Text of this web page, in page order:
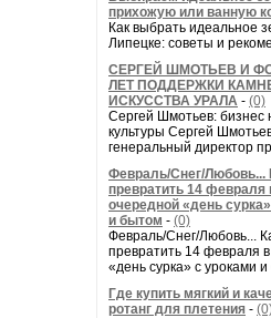
прихожую или ванную
Как выбрать идеальное
Липецке: советы и
СЕРГЕЙ ШМОТЬЕВ И
ЛЕТ ПОДДЕРЖКИ
ИСКУССТВА УРАЛА - (0)
Сергей Шмотьев: бизнес
культуры Сергей
генеральный директор
Февраль/Снег/Любовь...
превратить 14 февраля
очередной «день
и бытом - (0)
Февраль/Снег/Любовь...
превратить 14 февраля
«день сурка» с уроками
Где купить мягкий и
ротанг для плетения -